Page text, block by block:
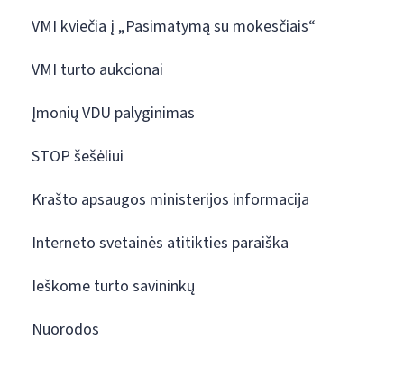
VMI kviečia į „Pasimatymą su mokesčiais“
VMI turto aukcionai
Įmonių VDU palyginimas
STOP šešėliui
Krašto apsaugos ministerijos informacija
Interneto svetainės atitikties paraiška
Ieškome turto savininkų
Nuorodos